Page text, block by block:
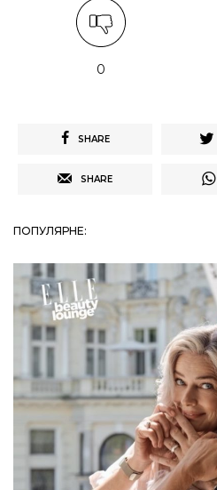
0
SHARE
SHARE
ПОПУЛЯРНЕ: